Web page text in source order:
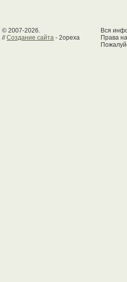
© 2007-2026.
//Создание сайта - 2opexa
Вся
Права